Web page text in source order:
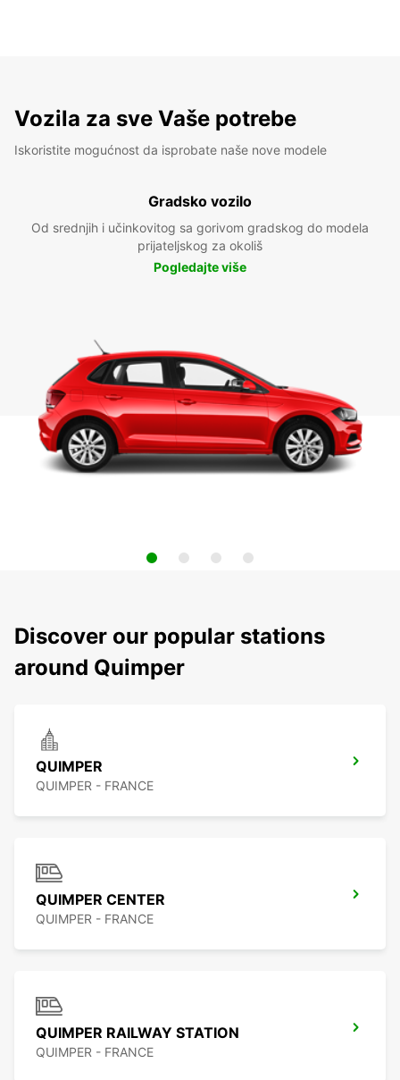
Vozila za sve Vaše potrebe
Iskoristite mogućnost da isprobate naše nove modele
Gradsko vozilo
Od srednjih i učinkovitog sa gorivom gradskog do modela
prijateljskog za okoliš
Pogledajte više
Discover our popular stations
around Quimper
QUIMPER
QUIMPER - FRANCE
QUIMPER CENTER
QUIMPER - FRANCE
QUIMPER RAILWAY STATION
QUIMPER - FRANCE